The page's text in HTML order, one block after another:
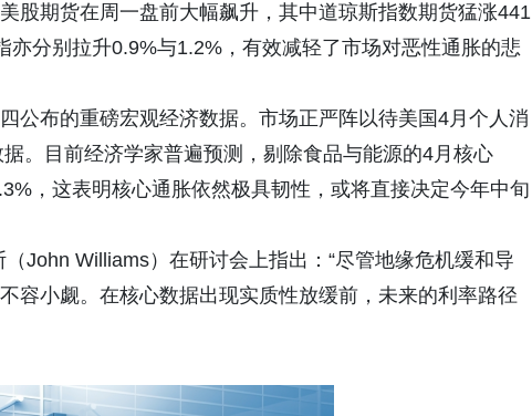
股期货在周一盘前大幅飙升，其中道琼斯指数期货猛涨441
分别拉升0.9%与1.2%，有效减轻了市场对恶性通胀的悲
公布的重磅宏观经济数据。市场正严阵以待美国4月个人消
。目前经济学家普遍预测，剔除食品与能源的4月核心
，这表明核心通胀依然极具韧性，或将直接决定今年中旬
（John Williams）在研讨会上指出：“尽管地缘危机缓和导
容小觑。在核心数据出现实质性放缓前，未来的利率路径